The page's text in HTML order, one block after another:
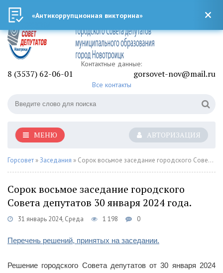
Контактные данные:
8 (3537) 62-06-01 gorsovet-nov@mail.ru
Все контакты
АВТОРИЗАЦИЯ
МЕНЮ
Горсовет »Заседания » Сорок восьмое заседание городского Совета депутатов 30 января 2024 года.
Сорок восьмое заседание городского
Совета депутатов 30 января 2024 года.
31 январь 2024, Среда 1 198 0
Перечень решений, принятых на заседании.
Решение городского Совета депутатов от 30 января 2024
«Антикоррупционная викторина»